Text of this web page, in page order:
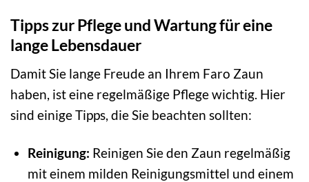
Tipps zur Pflege und Wartung für eine
lange Lebensdauer
Damit Sie lange Freude an Ihrem Faro Zaun
haben, ist eine regelmäßige Pflege wichtig. Hier
sind einige Tipps, die Sie beachten sollten:
Reinigung: Reinigen Sie den Zaun regelmäßig
mit einem milden Reinigungsmittel und einem